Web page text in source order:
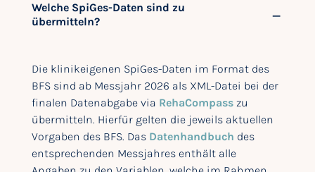
Welche SpiGes-Daten sind zu
übermitteln?
Die klinikeigenen SpiGes-Daten im Format des
BFS sind ab Messjahr 2026 als XML-Datei bei der
finalen Datenabgabe via RehaCompass zu
übermitteln. Hierfür gelten die jeweils aktuellen
Vorgaben des BFS. Das Datenhandbuch des
entsprechenden Messjahres enthält alle